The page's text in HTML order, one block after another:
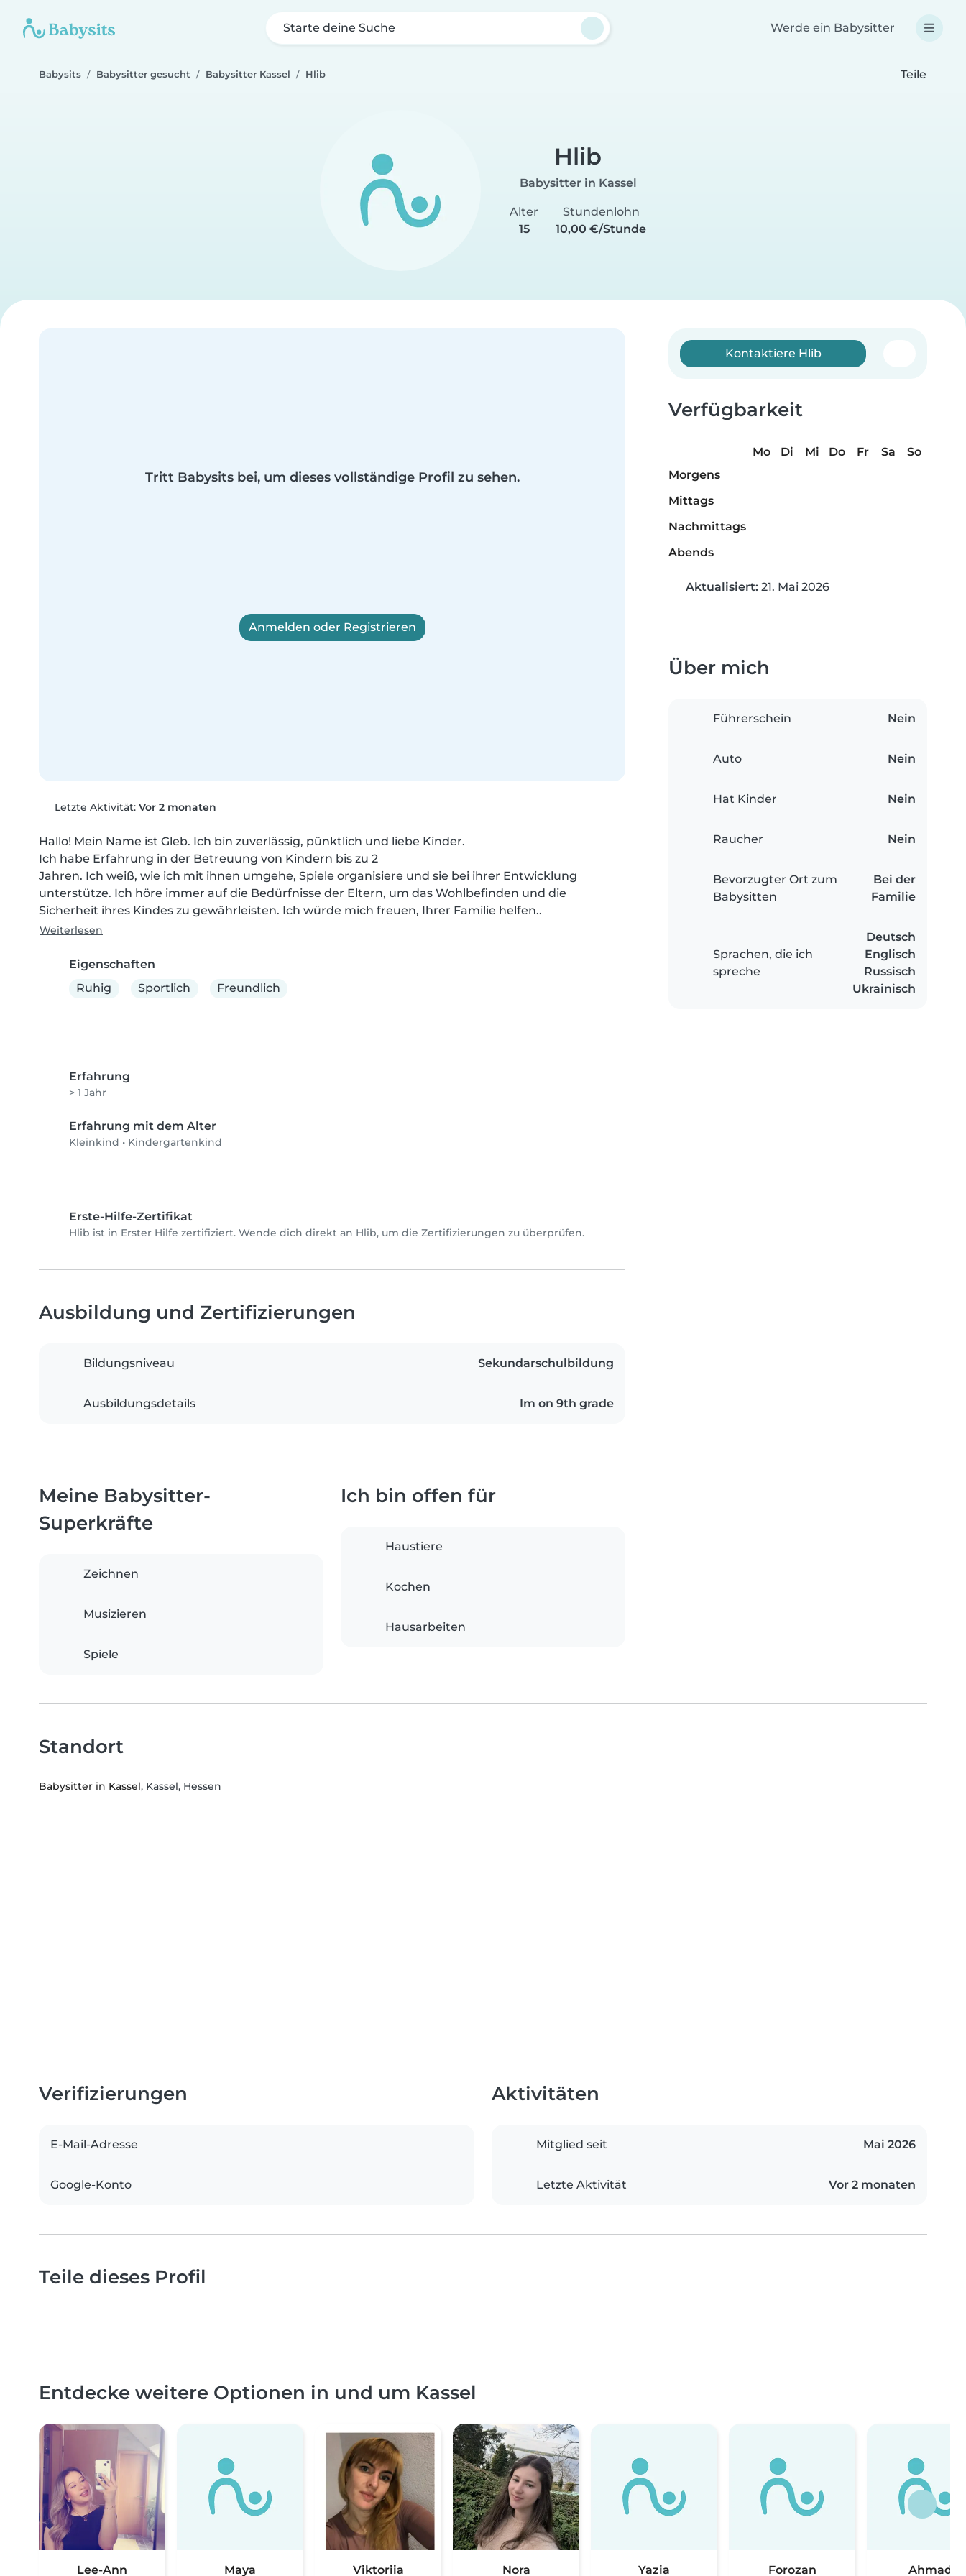
Starte deine Suche Werde ein Babysitter
Babysits Babysitter gesucht Babysitter Kassel Hlib Teile
Hlib
Babysitter in Kassel
Alter
15
Stundenlohn
10,00 €/Stunde
Tritt Babysits bei, um dieses vollständige Profil zu sehen.
Anmelden oder Registrieren
Letzte Aktivität: Vor 2 monaten
Hallo! Mein Name ist Gleb. Ich bin zuverlässig, pünktlich und liebe Kinder.
Ich habe Erfahrung in der Betreuung von Kindern bis zu 2
Jahren. Ich weiß, wie ich mit ihnen umgehe, Spiele organisiere und sie bei ihrer Entwicklung
unterstütze. Ich höre immer auf die Bedürfnisse der Eltern, um das Wohlbefinden und die
Sicherheit ihres Kindes zu gewährleisten. Ich würde mich freuen, Ihrer Familie helfen..
Weiterlesen
Eigenschaften
Ruhig
Sportlich Freundlich
Erfahrung
> 1 Jahr
Erfahrung mit dem Alter
Kleinkind • Kindergartenkind
Erste-Hilfe-Zertifikat
Hlib ist in Erster Hilfe zertifiziert. Wende dich direkt an Hlib, um die Zertifizierungen zu überprüfen.
Kontaktiere Hlib
Verfügbarkeit
Mo Di Mi Do Fr Sa
So
Morgens
Mittags
Nachmittags
Abends
Aktualisiert: 21. Mai 2026
Über mich
Führerschein Nein
Auto Nein
Hat Kinder Nein
Raucher Nein
Bevorzugter Ort zum
Babysitten
Bei der
Familie
Sprachen, die ich
spreche
Deutsch
Englisch
Russisch
Ukrainisch
Ausbildung und Zertifizierungen
Bildungsniveau Sekundarschulbildung
Ausbildungsdetails Im on 9th grade
Meine Babysitter-
Superkräfte
Zeichnen
Musizieren
Spiele
Ich bin offen für
Haustiere
Kochen
Hausarbeiten
Standort
Babysitter in Kassel, Kassel, Hessen
Verifizierungen
E-Mail-Adresse
Google-Konto
Aktivitäten
Mitglied seit Mai 2026
Letzte Aktivität Vor 2 monaten
Teile dieses Profil
Entdecke weitere Optionen in und um Kassel
Lee-Ann Maya Viktoriia Nora Yazia Forozan Ahmad